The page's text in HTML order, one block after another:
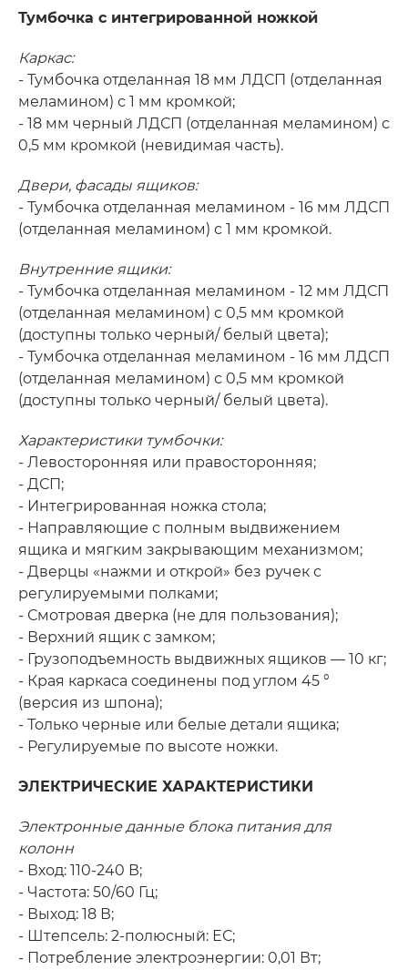
Тумбочка с интегрированной ножкой
Каркас:
- Тумбочка отделанная 18 мм ЛДСП (отделанная
меламином) с 1 мм кромкой;
- 18 мм черный ЛДСП (отделанная меламином) с
0,5 мм кромкой (невидимая часть).
Двери, фасады ящиков:
- Тумбочка отделанная меламином - 16 мм ЛДСП
(отделанная меламином) с 1 мм кромкой.
Внутренние ящики:
- Тумбочка отделанная меламином - 12 мм ЛДСП
(отделанная меламином) с 0,5 мм кромкой
(доступны только черный/ белый цвета);
- Тумбочка отделанная меламином - 16 мм ЛДСП
(отделанная меламином) с 0,5 мм кромкой
(доступны только черный/ белый цвета).
Характеристики тумбочки:
- Левосторонняя или правосторонняя;
- ДСП;
- Интегрированная ножка стола;
- Направляющие с полным выдвижением
ящика и мягким закрывающим механизмом;
- Дверцы «нажми и открой» без ручек с
регулируемыми полками;
- Смотровая дверка (не для пользования);
- Верхний ящик с замком;
- Грузоподъемность выдвижных ящиков — 10 кг;
- Края каркаса соединены под углом 45 °
(версия из шпона);
- Только черные или белые детали ящика;
- Регулируемые по высоте ножки.
ЭЛЕКТРИЧЕСКИЕ ХАРАКТЕРИСТИКИ
Электронные данные блока питания для
колонн
- Вход: 110-240 В;
- Частота: 50/60 Гц;
- Выход: 18 В;
- Штепсель: 2-полюсный: ЕС;
- Потребление электроэнергии: 0,01 Вт;